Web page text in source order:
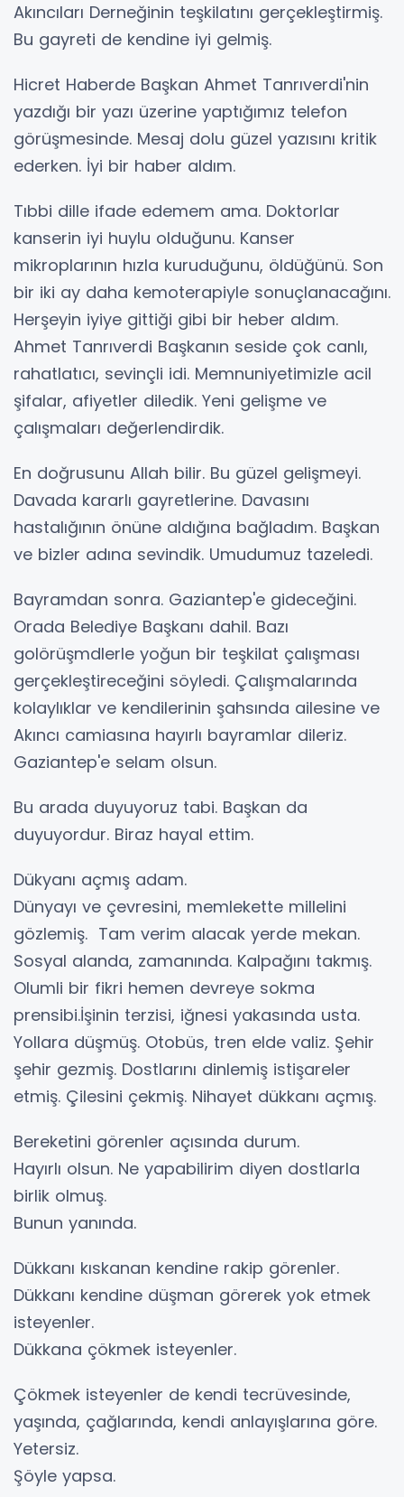
Akıncıları Derneğinin teşkilatını gerçekleştirmiş.
Bu gayreti de kendine iyi gelmiş.
Hicret Haberde Başkan Ahmet Tanrıverdi'nin
yazdığı bir yazı üzerine yaptığımız telefon
görüşmesinde. Mesaj dolu güzel yazısını kritik
ederken. İyi bir haber aldım.
Tıbbi dille ifade edemem ama. Doktorlar
kanserin iyi huylu olduğunu. Kanser
mikroplarının hızla kuruduğunu, öldüğünü. Son
bir iki ay daha kemoterapiyle sonuçlanacağını.
Herşeyin iyiye gittiği gibi bir heber aldım.
Ahmet Tanrıverdi Başkanın seside çok canlı,
rahatlatıcı, sevinçli idi. Memnuniyetimizle acil
şifalar, afiyetler diledik. Yeni gelişme ve
çalışmaları değerlendirdik.
En doğrusunu Allah bilir. Bu güzel gelişmeyi.
Davada kararlı gayretlerine. Davasını
hastalığının önüne aldığına bağladım. Başkan
ve bizler adına sevindik. Umudumuz tazeledi.
Bayramdan sonra. Gaziantep'e gideceğini.
Orada Belediye Başkanı dahil. Bazı
golörüşmdlerle yoğun bir teşkilat çalışması
gerçekleştireceğini söyledi. Çalışmalarında
kolaylıklar ve kendilerinin şahsında ailesine ve
Akıncı camiasına hayırlı bayramlar dileriz.
Gaziantep'e selam olsun.
Bu arada duyuyoruz tabi. Başkan da
duyuyordur. Biraz hayal ettim.
Dükyanı açmış adam.
Dünyayı ve çevresini, memlekette millelini
gözlemiş. Tam verim alacak yerde mekan.
Sosyal alanda, zamanında. Kalpağını takmış.
Olumli bir fikri hemen devreye sokma
prensibi.İşinin terzisi, iğnesi yakasında usta.
Yollara düşmüş. Otobüs, tren elde valiz. Şehir
şehir gezmiş. Dostlarını dinlemiş istişareler
etmiş. Çilesini çekmiş. Nihayet dükkanı açmış.
Bereketini görenler açısında durum.
Hayırlı olsun. Ne yapabilirim diyen dostlarla
birlik olmuş.
Bunun yanında.
Dükkanı kıskanan kendine rakip görenler.
Dükkanı kendine düşman görerek yok etmek
isteyenler.
Dükkana çökmek isteyenler.
Çökmek isteyenler de kendi tecrüvesinde,
yaşında, çağlarında, kendi anlayışlarına göre.
Yetersiz.
Şöyle yapsa.